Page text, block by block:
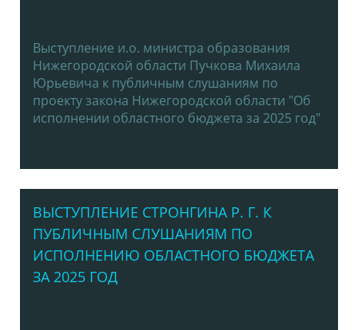
Выступление и.о. министра образования
Нижегородской области Пучкова Михаила
Юрьевича к публичным слушаниям по
проекту закона Нижегородской области "Об
исполнении областного бюджета за 2025 год"
ВЫСТУПЛЕНИЕ СТРОНГИНА Р. Г. К
ПУБЛИЧНЫМ СЛУШАНИЯМ ПО
ИСПОЛНЕНИЮ ОБЛАСТНОГО БЮДЖЕТА
ЗА 2025 ГОД